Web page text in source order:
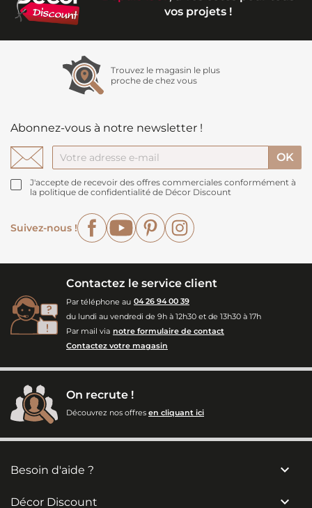
vos projets !
Trouvez le magasin le plus
proche de chez vous
Abonnez-vous à notre newsletter !
J'accepte de recevoir des offres commerciales conformément à
la politique de confidentialité de Décor Discount
Suivez-nous !
FacebookYouTubePinterest
Contactez le service client
Par téléphone au 04 26 94 00 39
du lundi au vendredi de 9h à 12h30 et de 13h30 à 17h
Par mail via notre formulaire de contact
Contactez votre magasin
On recrute !
Découvrez nos offres en cliquant ici
Besoin d'aide ? 
Décor Discount 